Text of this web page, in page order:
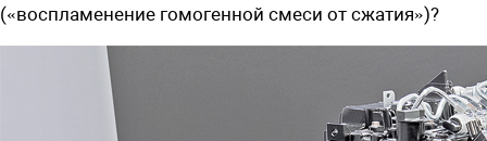
(«воспламенение гомогенной смеси от сжатия»)?